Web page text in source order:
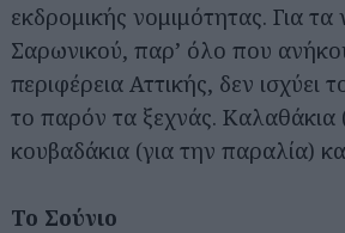
εκδρομικής νομιμότητας. Για τα
Σαρωνικού, παρ’ όλο που
περιφέρεια Αττικής, δεν ισχύει
το παρόν τα ξεχνάς. Καλαθάκια
κουβαδάκια (για την παραλία)
Το Σούνιο